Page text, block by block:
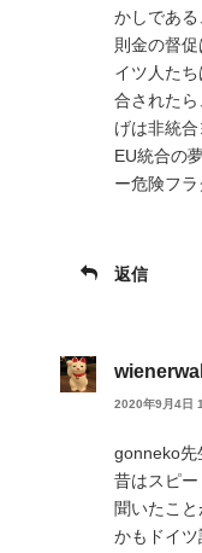
かしであ
則金の督
イツ人た
合された
げは非統合
EU統合の
ー危険フラ
返信
2020年9月4日
gonneko先
昔はスピ
聞いたこ
かもドイ